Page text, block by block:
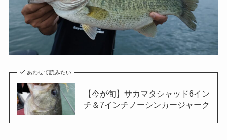
あわせて読みたい
【今が旬】サカマタシャッド6イン
チ＆7インチノーシンカージャーク